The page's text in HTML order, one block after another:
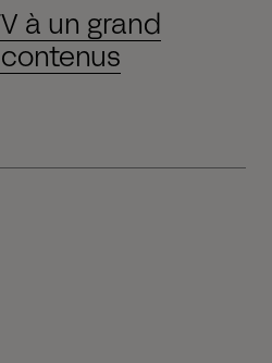
à un grand